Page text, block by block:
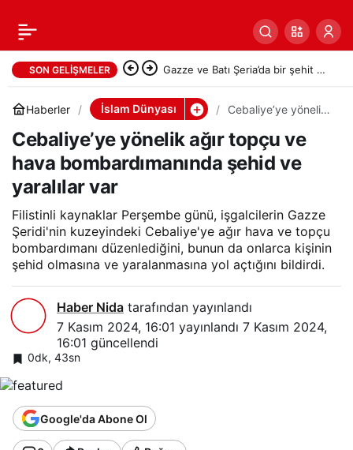
SON GELIŞMELER Gazze ve Batı Şeria’da bir şehit ve
onlarca yaralı
Haberler İslam Dünyası
Cebaliye’ye yönelik
bombardımanında
şehid ve yaralılar
var
Cebaliye’ye yönelik ağır topçu ve
hava bombardımanında şehid ve
yaralılar var
Filistinli kaynaklar Perşembe günü, işgalcilerin Gazze
Şeridi'nin kuzeyindeki Cebaliye'ye ağır hava ve topçu
bombardımanı düzenlediğini, bunun da onlarca kişinin
şehid olmasına ve yaralanmasına yol açtığını bildirdi.
Haber Nida tarafından yayınlandı
7 Kasım 2024, 16:01 yayınlandı 7 Kasım 2024,
16:01 güncellendi
0dk, 43sn
Google'da Abone Ol